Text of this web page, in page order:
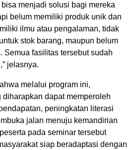
menjadi solusi bagi mereka
belum memiliki produk unik dan
ilmu atau pengalaman, tidak
stok barang, maupun belum
Semua fasilitas tersebut sudah
jelasnya.
melalui program ini,
diharapkan dapat memperoleh
peningkatan literasi
jalan menuju kemandirian
pada seminar tersebut
siap beradaptasi dengan